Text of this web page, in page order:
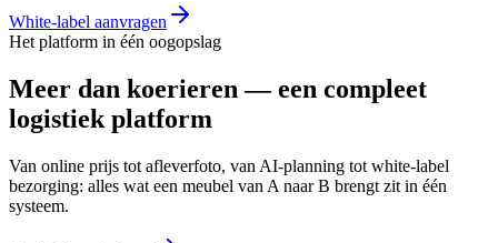
White-label aanvragen
Het platform in één oogopslag
Meer dan koerieren — een compleet
logistiek platform
Van online prijs tot afleverfoto, van AI-planning tot white-label
bezorging: alles wat een meubel van A naar B brengt zit in één
systeem.